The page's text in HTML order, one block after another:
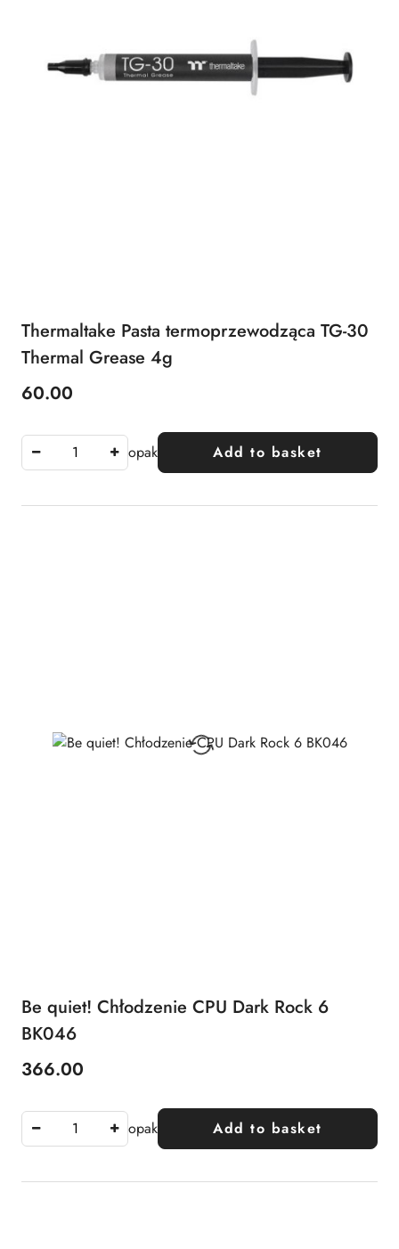
Thermaltake Pasta termoprzewodząca TG-30
Thermal Grease 4g
Price:
60.00
opak Add to basket
Be quiet! Chłodzenie CPU Dark Rock 6
BK046
Price:
366.00
opak Add to basket